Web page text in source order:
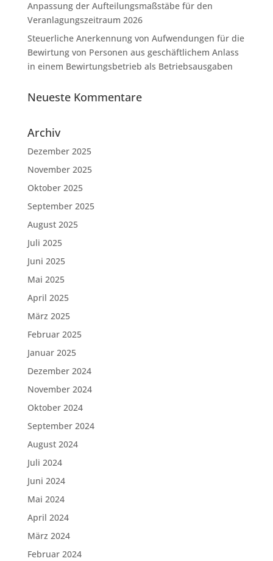
Anpassung der Aufteilungsmaßstäbe für den
Veranlagungszeitraum 2026
Steuerliche Anerkennung von Aufwendungen für die
Bewirtung von Personen aus geschäftlichem Anlass
in einem Bewirtungsbetrieb als Betriebsausgaben
Neueste Kommentare
Archiv
Dezember 2025
November 2025
Oktober 2025
September 2025
August 2025
Juli 2025
Juni 2025
Mai 2025
April 2025
März 2025
Februar 2025
Januar 2025
Dezember 2024
November 2024
Oktober 2024
September 2024
August 2024
Juli 2024
Juni 2024
Mai 2024
April 2024
März 2024
Februar 2024